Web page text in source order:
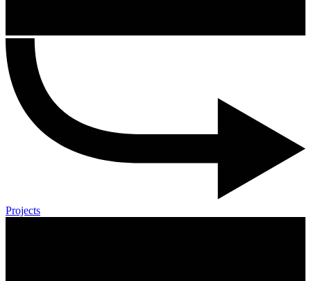
Projects